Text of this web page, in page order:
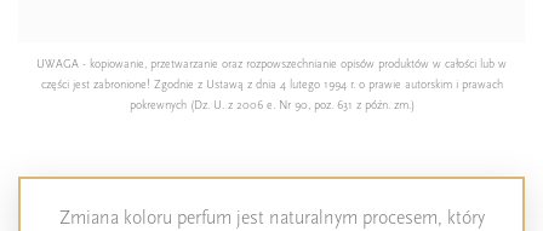
UWAGA - kopiowanie, przetwarzanie oraz rozpowszechnianie opisów produktów w całości lub w
części jest zabronione! Zgodnie z Ustawą z dnia 4 lutego 1994 r. o prawie autorskim i prawach
pokrewnych (Dz. U. z 2006 e. Nr 90, poz. 631 z późn. zm.)
Zmiana koloru perfum jest naturalnym procesem, który